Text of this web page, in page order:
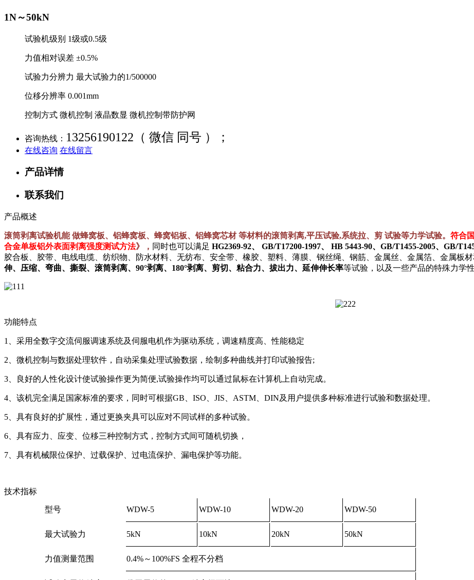
1N～50kN
试验机级别 1级或0.5级
力值相对误差 ±0.5%
试验力分辨力 最大试验力的1/500000
位移分辨率 0.001mm
控制方式 微机控制 液晶数显 微机控制带防护网
咨询热线： 13256190122（ 微信 同号 ）；
在线咨询 在线留言
产品详情
联系我们
产品概述
滚筒剥离试验机能 做蜂窝板、铝蜂窝板、蜂窝铝板、铝蜂窝芯材 等材料的滚筒剥离,平压试验,系统拉、剪 试验等力学试验。 符合
合金单板铝外表面剥离强度测试方法》， 同时也可以满足 HG2369-92、 GB/T17200-1997、 HB 5443-90、GB/T1455-2005、GB/
胶合板、胶带、电线电缆、纺织物、防水材料、无纺布、安全带、橡胶、塑料、薄膜、钢丝绳、钢筋、金属丝、金属箔、金属板
伸、压缩、弯曲、撕裂、滚筒剥离、90°剥离、180°剥离、剪切、粘合力、拔出力、延伸伸长率等试验，以及一些产品的特殊力学性
功能特点
1、采用全数字交流伺服调速系统及伺服电机作为驱动系统，调速精度高、性能稳定
2、微机控制与数据处理软件，自动采集处理试验数据，绘制多种曲线并打印试验报告;
3、良好的人性化设计使试验操作更为简便,试验操作均可以通过鼠标在计算机上自动完成。
4、该机完全满足国家标准的要求，同时可根据GB、ISO、JIS、ASTM、DIN及用户提供多种标准进行试验和数据处理。
5、具有良好的扩展性，通过更换夹具可以应对不同试样的多种试验。
6、具有应力、应变、位移三种控制方式，控制方式间可随机切换，
7、具有机械限位保护、过载保护、过电流保护、漏电保护等功能。
技术指标
型号 WDW-5 WDW-10 WDW-20 WDW-50
最大试验力 5kN 10kN 20kN 50kN
力值测量范围 0.4%～100%FS 全程不分档